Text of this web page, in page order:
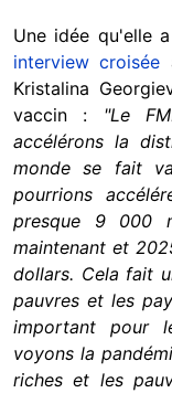
Une idée qu'elle
interview croisée
Kristalina
vaccin : "Le
accélérons la
monde se fait
pourrions
presque 9 000
maintenant et
dollars. Cela fait
pauvres et les
important pour
voyons la
riches et les